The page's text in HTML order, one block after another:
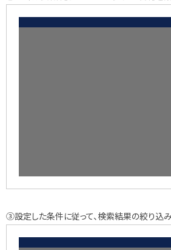
③設定した条件に従って、検索結果の絞り込